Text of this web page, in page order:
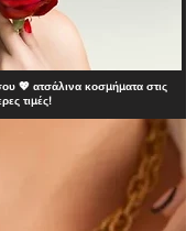
💖 ατσάλινα κοσμήματα στις
τιμές!